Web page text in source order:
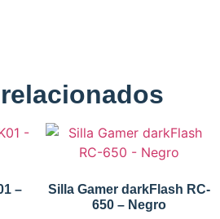
–
Silla Gamer darkFlash RC-
650 – Negro